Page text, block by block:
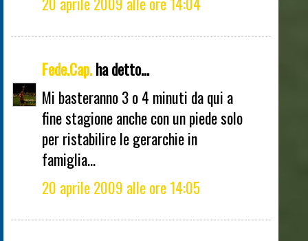
Fede.Cap.ha detto...
Mi basteranno 3 o 4 minuti da qui a
fine stagione anche con un piede solo
per ristabilire le gerarchie in
famiglia...
20 aprile 2009 alle ore 14:05